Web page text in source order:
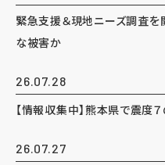
緊急支援＆現地ニーズ調査
な被害か
26.07.28
【情報収集中】熊本県で震度
26.07.27